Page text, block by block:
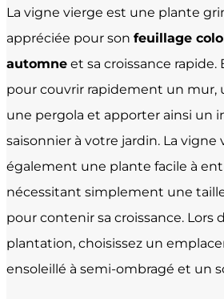
La vigne vierge est une plante
appréciée pour son feuillage
automne et sa croissance rapide.
pour couvrir rapidement un mur,
une pergola et apporter ainsi un
saisonnier à votre jardin. La vigne
également une plante facile à
nécessitant simplement une
pour contenir sa croissance. Lors
plantation, choisissez un
ensoleillé à semi-ombragé et un